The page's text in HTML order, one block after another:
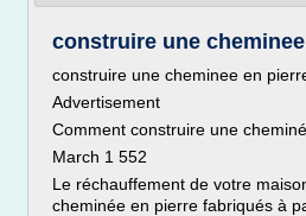
construire une
construire une cheminee en
Advertisement
Comment construire une
March 1 552
Le réchauffement de votre
cheminée en pierre fabriqués à